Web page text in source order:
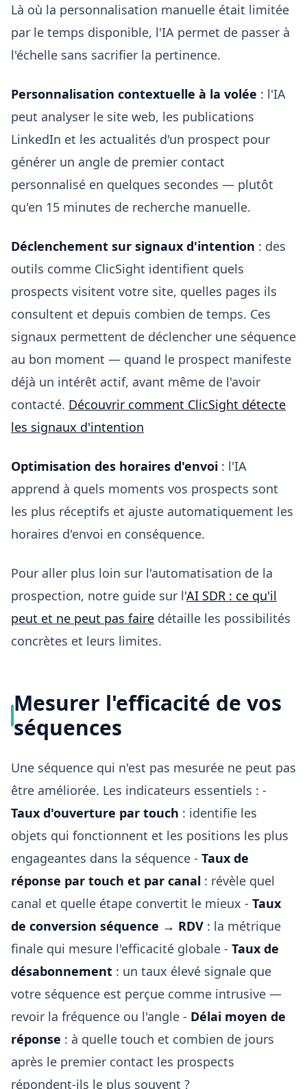
Là où la personnalisation manuelle était limitée
par le temps disponible, l'IA permet de passer à
l'échelle sans sacrifier la pertinence.
Personnalisation contextuelle à la volée : l'IA
peut analyser le site web, les publications
LinkedIn et les actualités d'un prospect pour
générer un angle de premier contact
personnalisé en quelques secondes — plutôt
qu'en 15 minutes de recherche manuelle.
Déclenchement sur signaux d'intention : des
outils comme ClicSight identifient quels
prospects visitent votre site, quelles pages ils
consultent et depuis combien de temps. Ces
signaux permettent de déclencher une séquence
au bon moment — quand le prospect manifeste
déjà un intérêt actif, avant même de l'avoir
contacté. Découvrir comment ClicSight détecte
les signaux d'intention
Optimisation des horaires d'envoi : l'IA
apprend à quels moments vos prospects sont
les plus réceptifs et ajuste automatiquement les
horaires d'envoi en conséquence.
Pour aller plus loin sur l'automatisation de la
prospection, notre guide sur l'AI SDR : ce qu'il
peut et ne peut pas faire détaille les possibilités
concrètes et leurs limites.
Mesurer l'efficacité de vos
séquences
Une séquence qui n'est pas mesurée ne peut pas
être améliorée. Les indicateurs essentiels : -
Taux d'ouverture par touch : identifie les
objets qui fonctionnent et les positions les plus
engageantes dans la séquence - Taux de
réponse par touch et par canal : révèle quel
canal et quelle étape convertit le mieux - Taux
de conversion séquence → RDV : la métrique
finale qui mesure l'efficacité globale - Taux de
désabonnement : un taux élevé signale que
votre séquence est perçue comme intrusive —
revoir la fréquence ou l'angle - Délai moyen de
réponse : à quelle touch et combien de jours
après le premier contact les prospects
répondent-ils le plus souvent ?